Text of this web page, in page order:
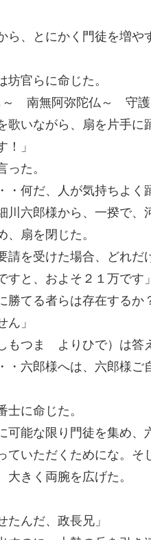
ら、とにかく門徒を増や
官らに命じた。
～ 南無阿弥陀仏～ 守
いながら、扇を片手に
！」
た。
・何だ、人が気持ちよく
川六郎様から、一揆で
扇を閉じた。
請を受けた場合、どれ
すと、およそ２１万です」
勝てる者らは存在するか
ん」
もつま よりひで）は答
・六郎様へは、六郎様
に命じた。
可能な限り門徒を集め
ていただくためにな。そ
きく両腕を広げた。
たんだ、政長兄」